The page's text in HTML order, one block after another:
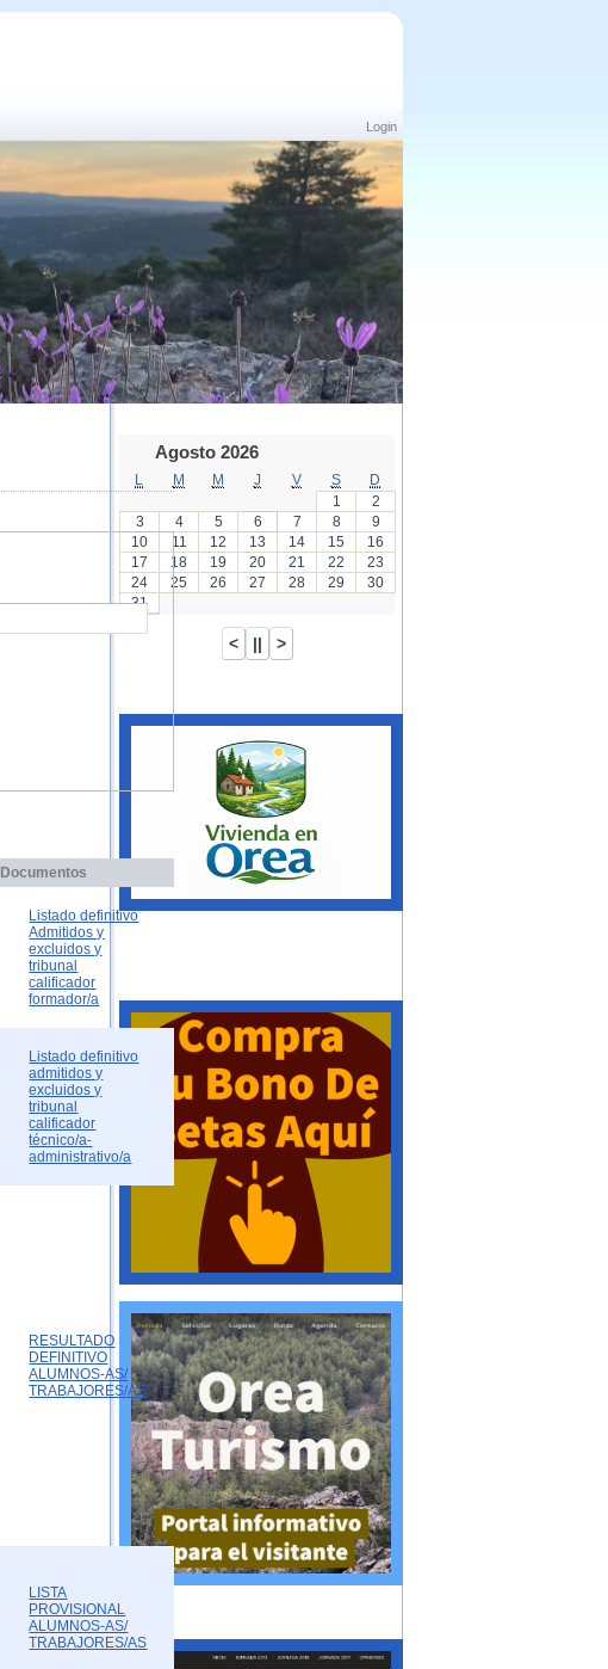
Login
Documentos
Listado definitivo
Admitidos y
excluidos y
tribunal
calificador
formador/a
Listado definitivo
admitidos y
excluidos y
tribunal
calificador
técnico/a-
administrativo/a
RESULTADO
DEFINITIVO
ALUMNOS-AS/
TRABAJORES/AS
LISTA
PROVISIONAL
ALUMNOS-AS/
TRABAJORES/AS
Agosto 2026
M M J V S
D
1
2
3
4 5 6 7 8
9
10
11 12 13 14 15
16
17
18 19 20 21 22
23
24
25 26 27 28 29
30
31